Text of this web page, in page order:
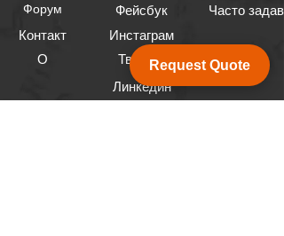
Форум
Контакт
О
Фейсбук
Инстаграм
Твиттер
Часто
Линкедин
Request Quote